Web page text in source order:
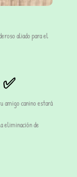
aliado para el
✅
amigo canino estará
eliminación de